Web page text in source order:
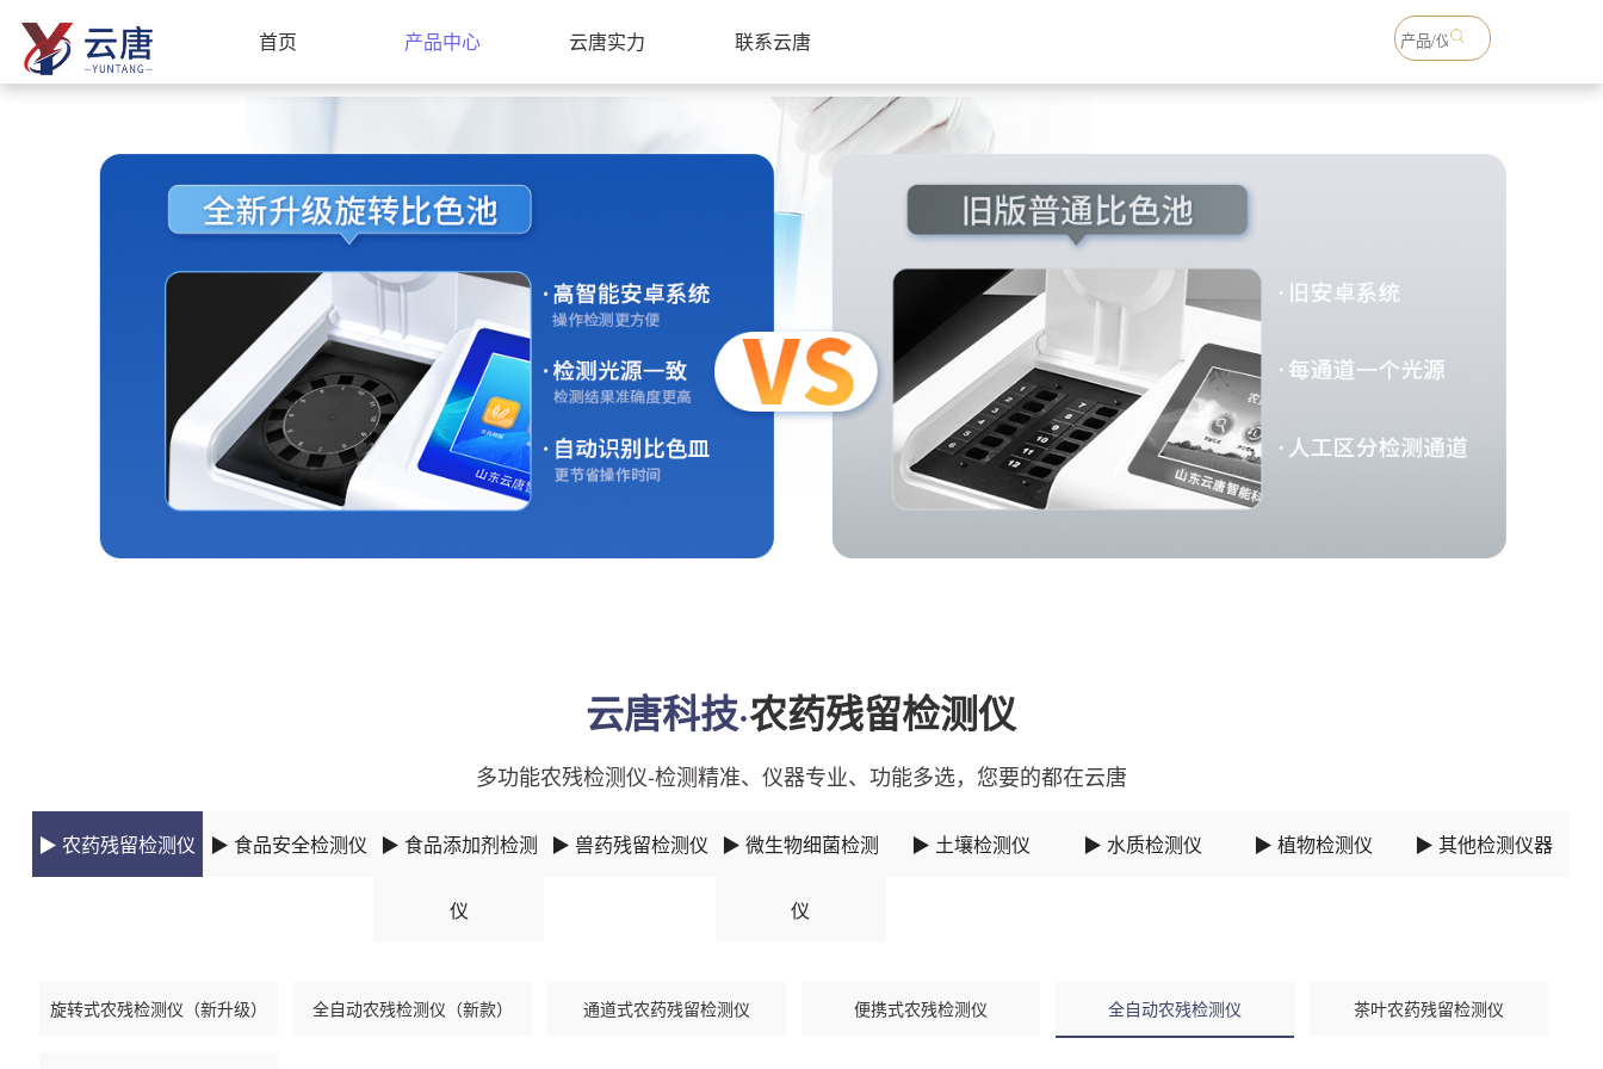
首页 产品中心 云唐实力 联系云唐
云唐科技·农药残留检测仪
多功能农残检测仪-检测精准、仪器专业、功能多选，您要的都在云唐
▶ 农药残留检测仪 ▶ 食品安全检测仪 ▶ 食品添加剂检测
仪
▶ 兽药残留检测仪 ▶ 微生物细菌检测
仪
▶ 土壤检测仪 ▶ 水质检测仪 ▶ 植物检测仪 ▶ 其他检测仪器
旋转式农残检测仪（新升级） 全自动农残检测仪（新款） 通道式农药残留检测仪 便携式农残检测仪 全自动农残检测仪 茶叶农药残留检测仪